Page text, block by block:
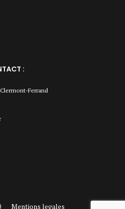
:
Ferrand
Mentions legales